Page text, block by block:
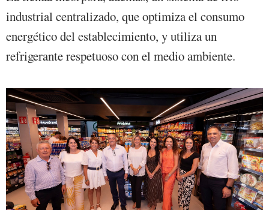
industrial centralizado, que optimiza el consumo
energético del establecimiento, y utiliza un
refrigerante respetuoso con el medio ambiente.